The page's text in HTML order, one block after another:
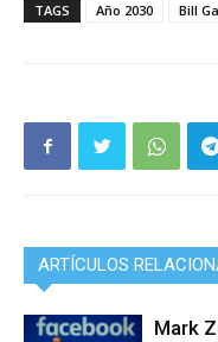
TAGS Año 2030 Bill
ARTÍCULOS
Mark